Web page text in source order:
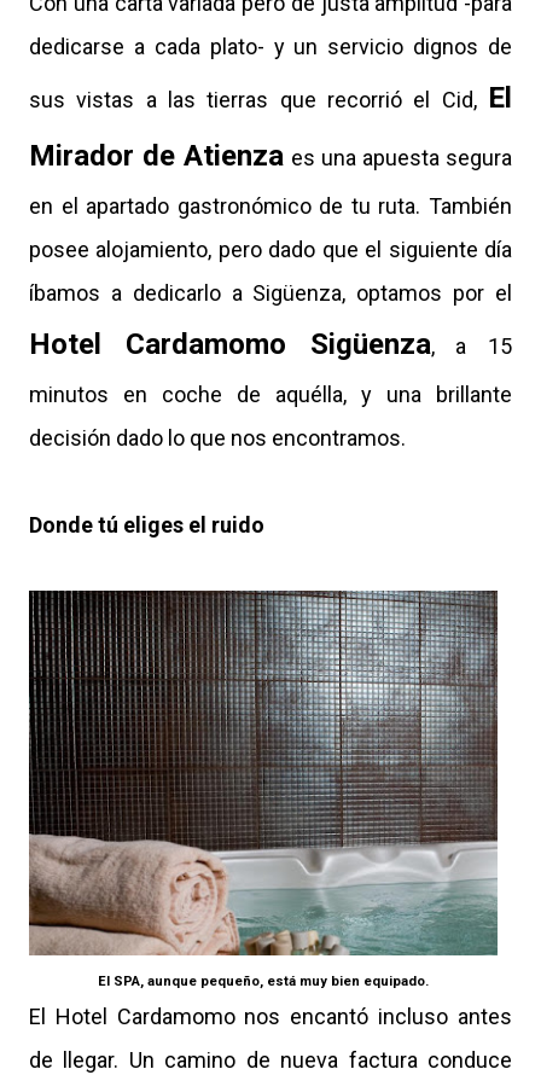
dedicarse a cada plato- y un servicio dignos de
sus vistas a las tierras que recorrió el Cid, El
Mirador de Atienza es una apuesta segura
en el apartado gastronómico de tu ruta. También
posee alojamiento, pero dado que el siguiente día
íbamos a dedicarlo a Sigüenza, optamos por el
Hotel Cardamomo Sigüenza, a 15
minutos en coche de aquélla, y una brillante
decisión dado lo que nos encontramos.
Donde tú eliges el ruido
El SPA, aunque pequeño, está muy bien equipado.
El Hotel Cardamomo nos encantó incluso antes
de llegar. Un camino de nueva factura conduce